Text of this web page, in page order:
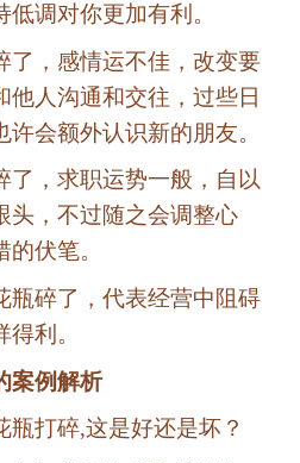
调对你更加有利。
了，感情运不佳，改变要
他人沟通和交往，过些日
会额外认识新的朋友。
了，求职运势一般，自以
头，不过随之会调整心
伏笔。
瓶碎了，代表经营中阻碍
利。
案例解析
瓶打碎,这是好还是坏？